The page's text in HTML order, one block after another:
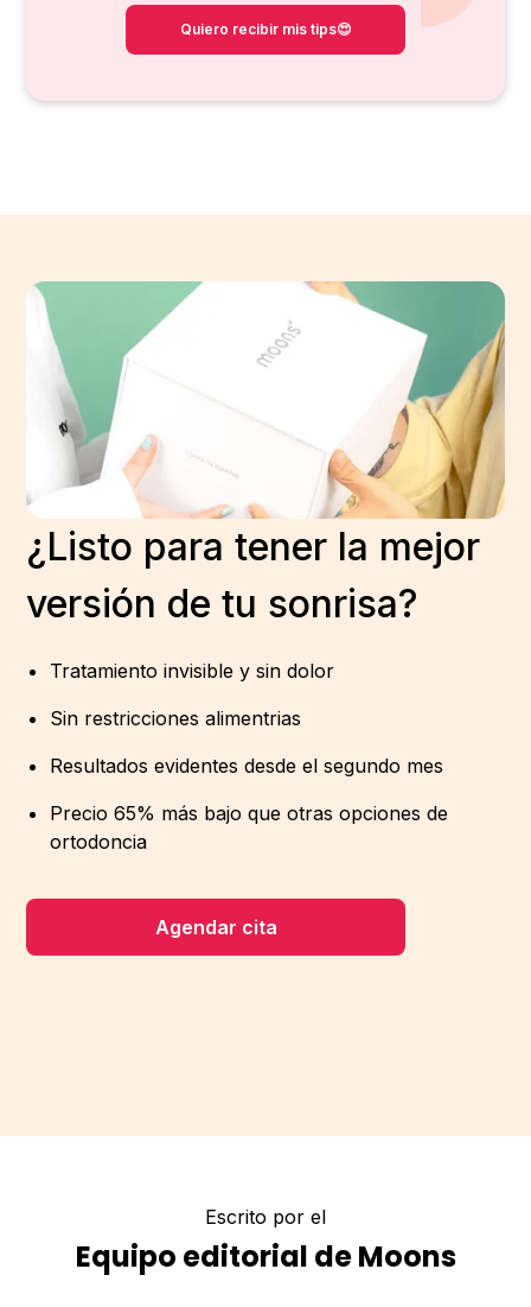
¿Listo para tener la mejor
versión de tu sonrisa?
Tratamiento invisible y sin dolor
Sin restricciones alimentrias
Resultados evidentes desde el segundo mes
Precio 65% más bajo que otras opciones de
ortodoncia
Agendar cita
Escrito por el
Equipo editorial de Moons